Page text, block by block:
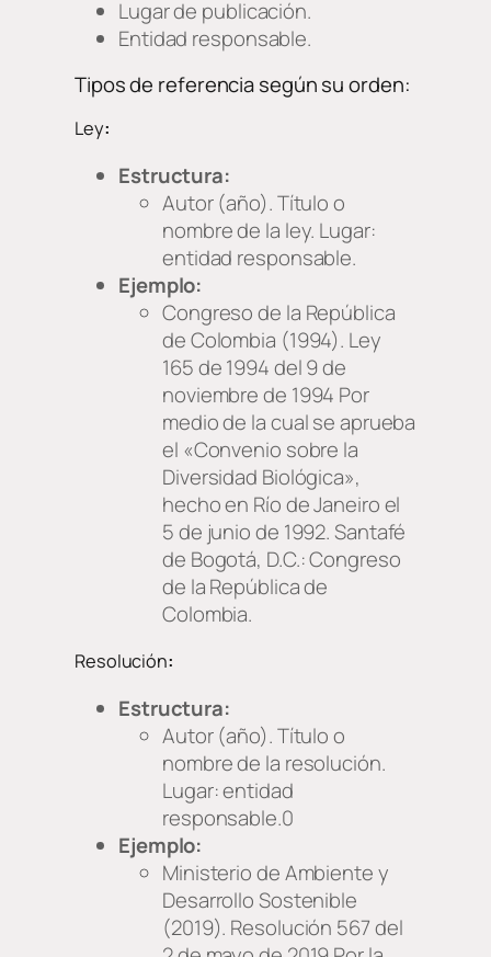
Lugar de publicación.
Entidad responsable.
Tipos de referencia según su orden:
Ley:
Estructura:
Autor (año).Título o
nombre de la ley. Lugar:
entidad responsable.
Ejemplo:
Congreso de la República
de Colombia (1994). Ley
165 de 1994 del 9 de
noviembre de 1994 Por
medio de la cual se aprueba
el «Convenio sobre la
Diversidad Biológica»,
hecho en Río de Janeiro el
5 de junio de 1992.Santafé
de Bogotá, D.C.: Congreso
de la República de
Colombia.
Resolución:
Estructura:
Autor (año).Título o
nombre de la resolución.
Lugar: entidad
responsable.0
Ejemplo:
Ministerio de Ambiente y
Desarrollo Sostenible
(2019). Resolución 567 del